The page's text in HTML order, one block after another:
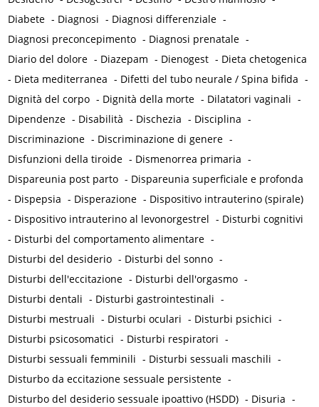
Diabete - Diagnosi - Diagnosi differenziale -
Diagnosi preconcepimento - Diagnosi prenatale -
Diario del dolore - Diazepam - Dienogest - Dieta chetogenica
- Dieta mediterranea - Difetti del tubo neurale / Spina bifida -
Dignità del corpo - Dignità della morte - Dilatatori vaginali -
Dipendenze - Disabilità - Dischezia - Disciplina -
Discriminazione - Discriminazione di genere -
Disfunzioni della tiroide - Dismenorrea primaria -
Dispareunia post parto - Dispareunia superficiale e profonda
- Dispepsia - Disperazione - Dispositivo intrauterino (spirale)
- Dispositivo intrauterino al levonorgestrel - Disturbi cognitivi
- Disturbi del comportamento alimentare -
Disturbi del desiderio - Disturbi del sonno -
Disturbi dell'eccitazione - Disturbi dell'orgasmo -
Disturbi dentali - Disturbi gastrointestinali -
Disturbi mestruali - Disturbi oculari - Disturbi psichici -
Disturbi psicosomatici - Disturbi respiratori -
Disturbi sessuali femminili - Disturbi sessuali maschili -
Disturbo da eccitazione sessuale persistente -
Disturbo del desiderio sessuale ipoattivo (HSDD) - Disuria -